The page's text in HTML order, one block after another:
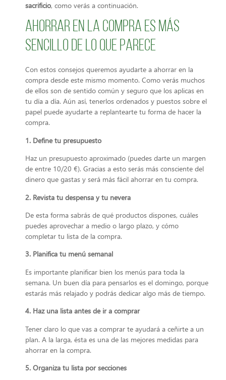
sacrificio, como verás a continuación.
Ahorrar en la compra es más
sencillo de lo que parece
Con estos consejos queremos ayudarte a ahorrar en la
compra desde este mismo momento. Como verás muchos
de ellos son de sentido común y seguro que los aplicas en
tu día a día. Aún así, tenerlos ordenados y puestos sobre el
papel puede ayudarte a replantearte tu forma de hacer la
compra.
1. Define tu presupuesto
Haz un presupuesto aproximado (puedes darte un margen
de entre 10/20 €). Gracias a esto serás más consciente del
dinero que gastas y será más fácil ahorrar en tu compra.
2. Revista tu despensa y tu nevera
De esta forma sabrás de qué productos dispones, cuáles
puedes aprovechar a medio o largo plazo, y cómo
completar tu lista de la compra.
3. Planifica tu menú semanal
Es importante planificar bien los menús para toda la
semana. Un buen día para pensarlos es el domingo, porque
estarás más relajado y podrás dedicar algo más de tiempo.
4. Haz una lista antes de ir a comprar
Tener claro lo que vas a comprar te ayudará a ceñirte a un
plan. A la larga, ésta es una de las mejores medidas para
ahorrar en la compra.
5. Organiza tu lista por secciones